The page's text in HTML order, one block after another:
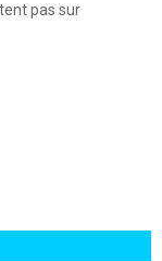
pas sur